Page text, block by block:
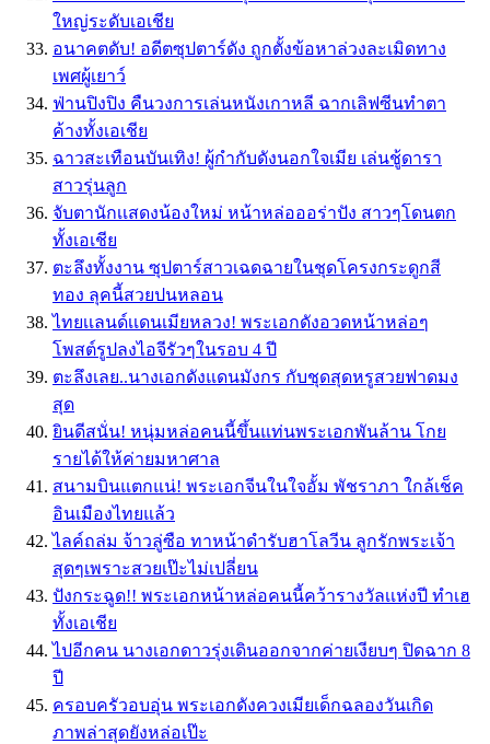
ใหญ่ระดับเอเชีย
อนาคตดับ! อดีตซุปตาร์ดัง ถูกตั้งข้อหาล่วงละเมิดทาง
เพศผู้เยาว์
ฟ่านปิงปิง คืนวงการเล่นหนังเกาหลี ฉากเลิฟซีนทำตา
ค้างทั้งเอเชีย
ฉาวสะเทือนบันเทิง! ผู้กำกับดังนอกใจเมีย เล่นชู้ดารา
สาวรุ่นลูก
จับตานักเเสดงน้องใหม่ หน้าหล่อออร่าปัง สาวๆโดนตก
ทั้งเอเชีย
ตะลึงทั้งงาน ซุปตาร์สาวเฉดฉายในชุดโครงกระดูกสี
ทอง ลุคนี้สวยปนหลอน
ไทยเเลนด์เเดนเมียหลวง! พระเอกดังอวดหน้าหล่อๆ
โพสต์รูปลงไอจีรัวๆในรอบ 4 ปี
ตะลึงเลย..นางเอกดังแดนมังกร กับชุดสุดหรูสวยฟาดมง
สุด
ยินดีสนั่น! หนุ่มหล่อคนนี้ขึ้นแท่นพระเอกพันล้าน โกย
รายได้ให้ค่ายมหาศาล
สนามบินแตกแน่! พระเอกจีนในใจอั้ม พัชราภา ใกล้เช็ค
อินเมืองไทยแล้ว
ไลค์ถล่ม จ้าวลู่ซือ ทาหน้าดำรับฮาโลวีน ลูกรักพระเจ้า
สุดๆเพราะสวยเป๊ะไม่เปลี่ยน
ปังกระฉูด!! พระเอกหน้าหล่อคนนี้คว้ารางวัลเเห่งปี ทำเฮ
ทั้งเอเชีย
ไปอีกคน นางเอกดาวรุ่งเดินออกจากค่ายเงียบๆ ปิดฉาก 8
ปี
ครอบครัวอบอุ่น พระเอกดังควงเมียเด็กฉลองวันเกิด
ภาพล่าสุดยังหล่อเป๊ะ